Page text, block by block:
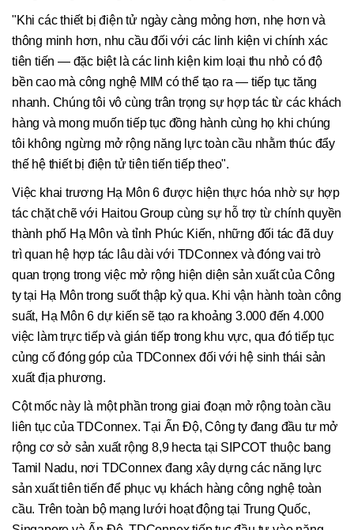
"Khi các thiết bị điện tử ngày càng mỏng hơn, nhẹ hơn và
thông minh hơn, nhu cầu đối với các linh kiện vi chính xác
tiên tiến — đặc biệt là các linh kiện kim loại thu nhỏ có độ
bền cao mà công nghệ MIM có thể tạo ra — tiếp tục tăng
nhanh. Chúng tôi vô cùng trân trọng sự hợp tác từ các khách
hàng và mong muốn tiếp tục đồng hành cùng họ khi chúng
tôi không ngừng mở rộng năng lực toàn cầu nhằm thúc đẩy
thế hệ thiết bị điện tử tiên tiến tiếp theo".
Việc khai trương Hạ Môn 6 được hiện thực hóa nhờ sự hợp
tác chặt chẽ với Haitou Group cùng sự hỗ trợ từ chính quyền
thành phố Hạ Môn và tỉnh Phúc Kiến, những đối tác đã duy
trì quan hệ hợp tác lâu dài với TDConnex và đóng vai trò
quan trọng trong việc mở rộng hiện diện sản xuất của Công
ty tại Hạ Môn trong suốt thập kỷ qua. Khi vận hành toàn công
suất, Hạ Môn 6 dự kiến sẽ tạo ra khoảng 3.000 đến 4.000
việc làm trực tiếp và gián tiếp trong khu vực, qua đó tiếp tục
củng cố đóng góp của TDConnex đối với hệ sinh thái sản
xuất địa phương.
Cột mốc này là một phần trong giai đoạn mở rộng toàn cầu
liên tục của TDConnex. Tại Ấn Độ, Công ty đang đầu tư mở
rộng cơ sở sản xuất rộng 8,9 hecta tại SIPCOT thuộc bang
Tamil Nadu, nơi TDConnex đang xây dựng các năng lực
sản xuất tiên tiến để phục vụ khách hàng công nghệ toàn
cầu. Trên toàn bộ mạng lưới hoạt động tại Trung Quốc,